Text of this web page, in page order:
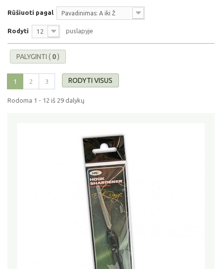
Rūšiuoti pagal Pavadinimas: A iki Ž
Rodyti 12 puslapyje
PALYGINTI ( 0)
RODYTI VISUS
1 2 3
Rodoma 1 - 12 iš 29 dalykų